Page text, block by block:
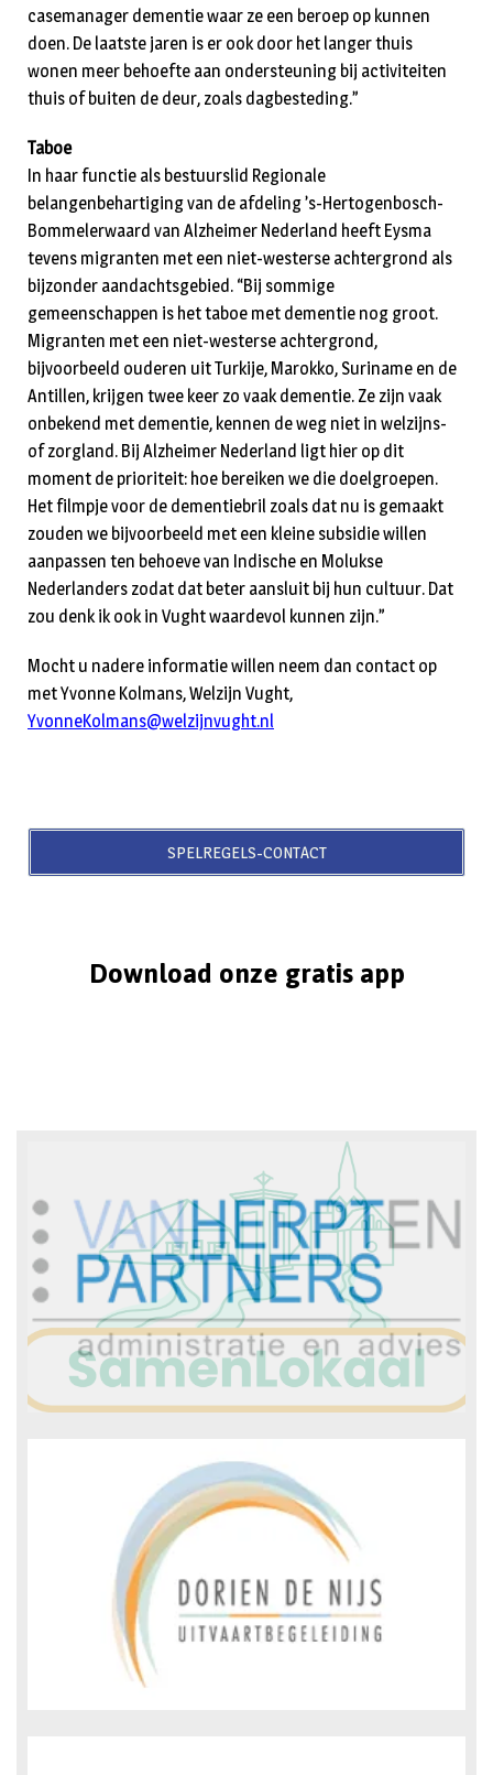
casemanager dementie waar ze een beroep op kunnen
doen. De laatste jaren is er ook door het langer thuis
wonen meer behoefte aan ondersteuning bij activiteiten
thuis of buiten de deur, zoals dagbesteding.”
Taboe
In haar functie als bestuurslid Regionale
belangenbehartiging van de afdeling ’s-Hertogenbosch-
Bommelerwaard van Alzheimer Nederland heeft Eysma
tevens migranten met een niet-westerse achtergrond als
bijzonder aandachtsgebied. “Bij sommige
gemeenschappen is het taboe met dementie nog groot.
Migranten met een niet-westerse achtergrond,
bijvoorbeeld ouderen uit Turkije, Marokko, Suriname en de
Antillen, krijgen twee keer zo vaak dementie. Ze zijn vaak
onbekend met dementie, kennen de weg niet in welzijns-
of zorgland. Bij Alzheimer Nederland ligt hier op dit
moment de prioriteit: hoe bereiken we die doelgroepen.
Het filmpje voor de dementiebril zoals dat nu is gemaakt
zouden we bijvoorbeeld met een kleine subsidie willen
aanpassen ten behoeve van Indische en Molukse
Nederlanders zodat dat beter aansluit bij hun cultuur. Dat
zou denk ik ook in Vught waardevol kunnen zijn.”
Mocht u nadere informatie willen neem dan contact op
met Yvonne Kolmans, Welzijn Vught,
YvonneKolmans@welzijnvught.nl
SPELREGELS-CONTACT
Download onze gratis app